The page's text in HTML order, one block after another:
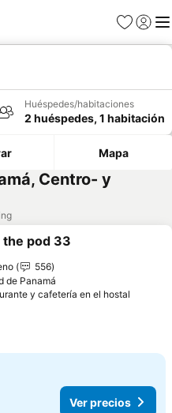
Favoritos
Iniciar
Huéspedes/habitaciones
2 huéspedes, 1 habitación
Mapa
Centro- y
a favoritos
the pod 33
556
de Panamá
y cafetería en el hostal
Ver precios